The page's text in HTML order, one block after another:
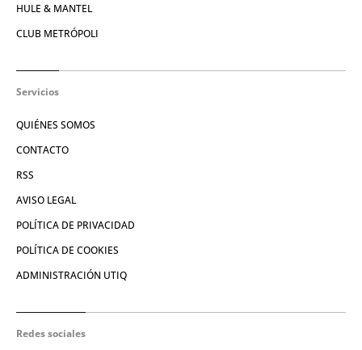
HULE & MANTEL
CLUB METRÓPOLI
Servicios
QUIÉNES SOMOS
CONTACTO
RSS
AVISO LEGAL
POLÍTICA DE PRIVACIDAD
POLÍTICA DE COOKIES
ADMINISTRACIÓN UTIQ
Redes sociales